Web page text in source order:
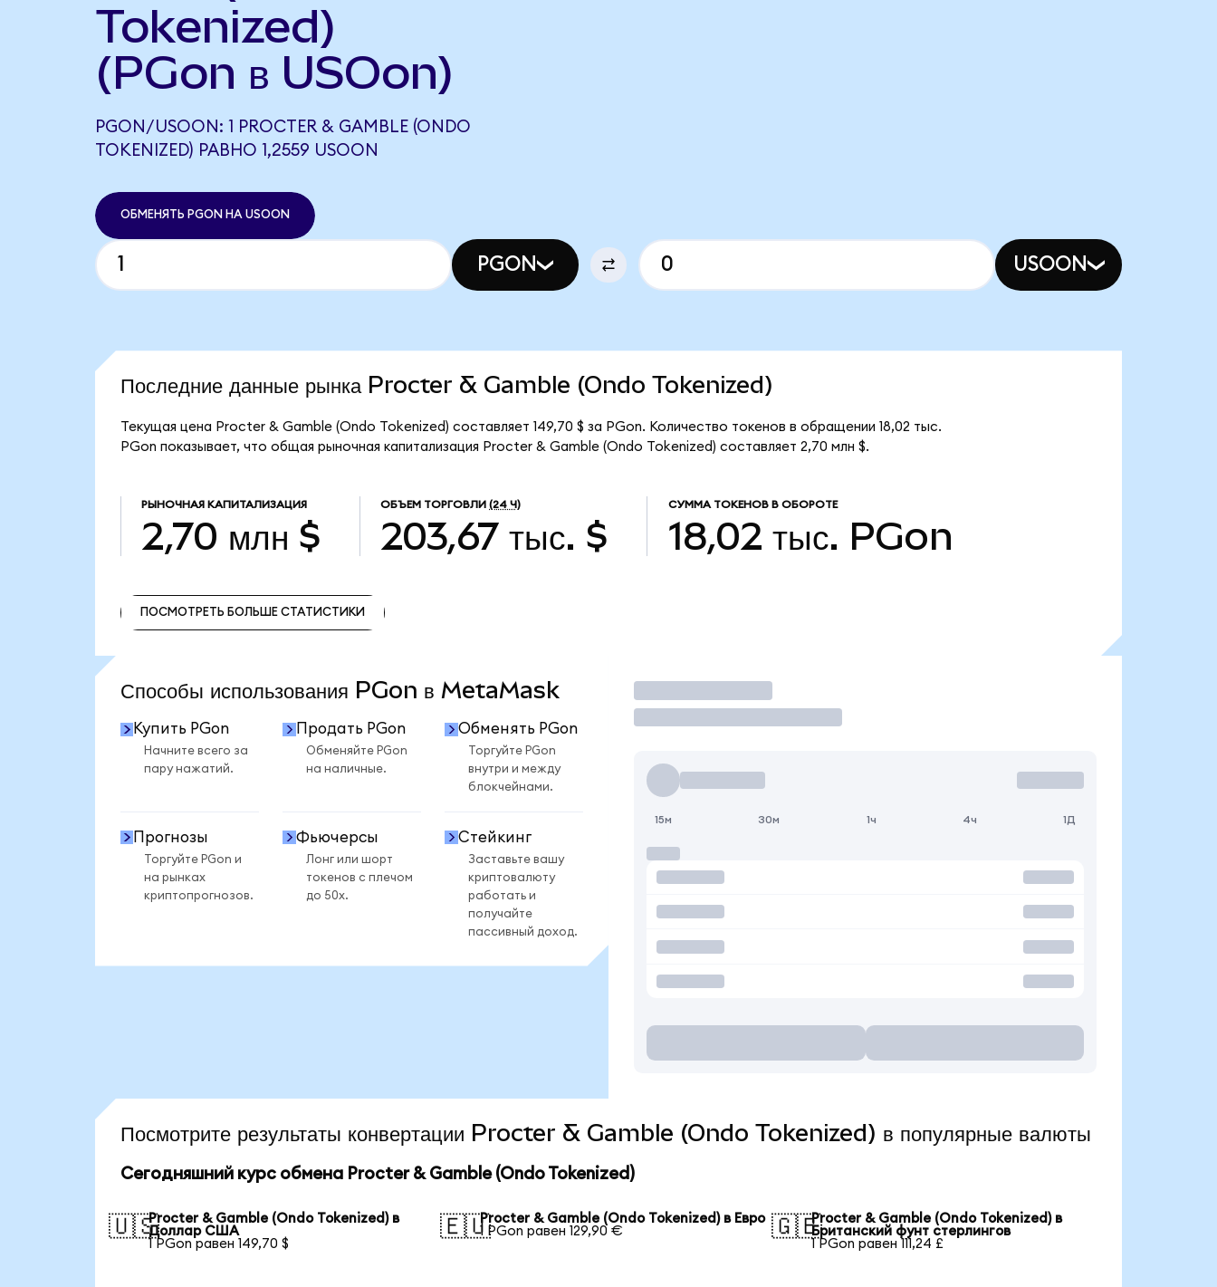
Tokenized)
(PGon в USOon)
PGON/USOON: 1 PROCTER & GAMBLE (ONDO
TOKENIZED) РАВНО 1,2559 USOON
ОБМЕНЯТЬ PGON НА USOON
PGON USOON
Последние данные рынка Procter & Gamble (Ondo Tokenized)
Текущая цена Procter & Gamble (Ondo Tokenized) составляет 149,70 $ за PGon. Количество токенов в обращении 18,02 тыс.
PGon показывает, что общая рыночная капитализация Procter & Gamble (Ondo Tokenized) составляет 2,70 млн $.
РЫНОЧНАЯ КАПИТАЛИЗАЦИЯ
2,70 млн $
ОБЪЕМ ТОРГОВЛИ (24 Ч)
203,67 тыс. $
СУММА ТОКЕНОВ В ОБОРОТЕ
18,02 тыс. PGon
ПОСМОТРЕТЬ БОЛЬШЕ СТАТИСТИКИ
Способы использования PGon в MetaMask
Купить PGon
Начните всего за
пару нажатий.
Продать PGon
Обменяйте PGon
на наличные.
Обменять PGon
Торгуйте PGon
внутри и между
блокчейнами.
Прогнозы
Торгуйте PGon и
на рынках
криптопрогнозов.
Фьючерсы
Лонг или шорт
токенов с плечом
до 50x.
Стейкинг
Заставьте вашу
криптовалюту
работать и
получайте
пассивный доход.
Торговать
15м 30м 1ч 4ч 1Д
Посмотрите результаты конвертации Procter & Gamble (Ondo Tokenized) в популярные валюты
Сегодняшний курс обмена Procter & Gamble (Ondo Tokenized)
🇺🇸Procter & Gamble (Ondo Tokenized) в
Доллар США
1 PGon равен 149,70 $
🇪🇺Procter & Gamble (Ondo Tokenized) в Евро
1 PGon равен 129,90 €
🇬🇧Procter & Gamble (Ondo Tokenized) в
Британский фунт стерлингов
1 PGon равен 111,24 £